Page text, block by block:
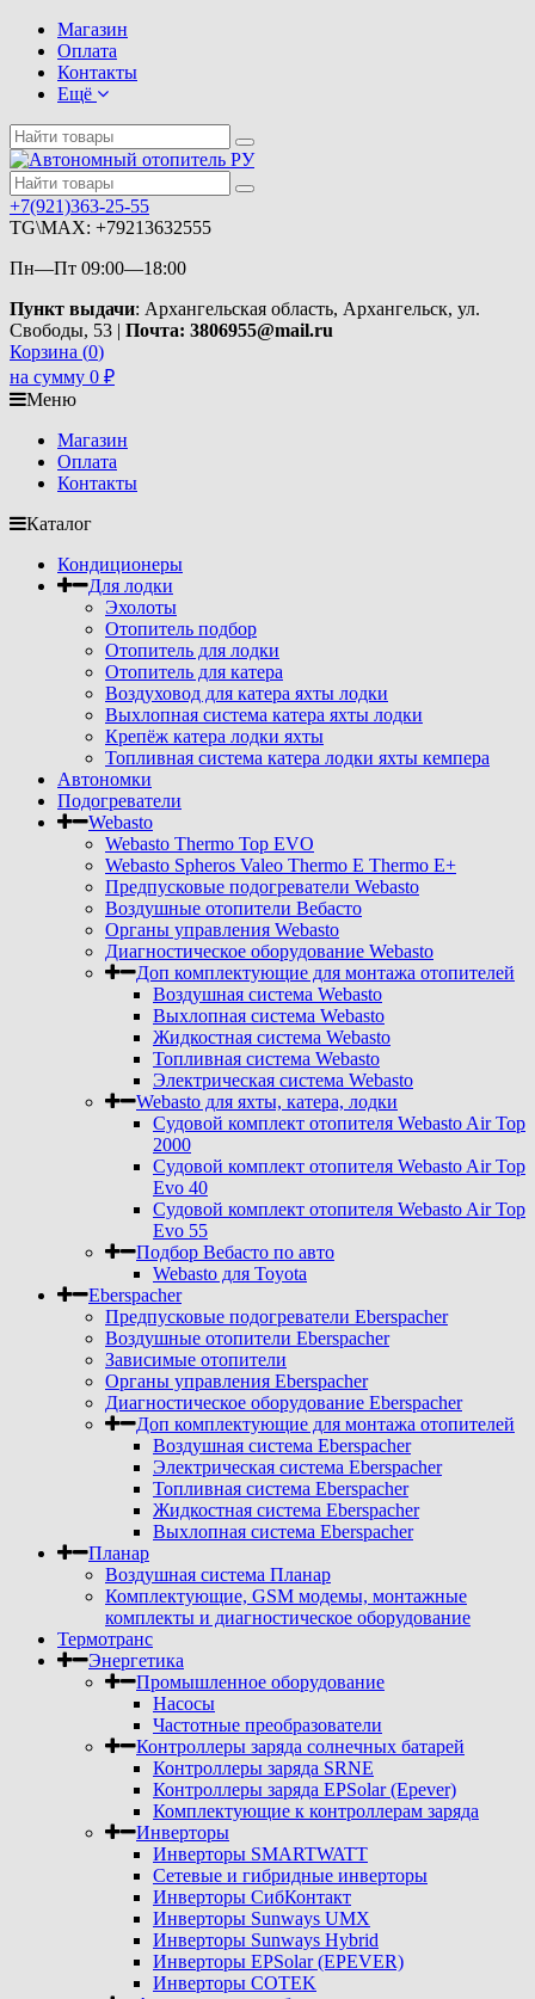
Магазин
Оплата
Контакты
Ещё
+7(921)363-25-55
TG\MAX: +79213632555
Пн—Пт 09:00—18:00
Пункт выдачи: Архангельская область, Архангельск, ул.
Свободы, 53 | Почта: 3806955@mail.ru
Корзина (0)
на сумму 0 ₽
Меню
Магазин
Оплата
Контакты
Каталог
Кондиционеры
Для лодки
Эхолоты
Отопитель подбор
Отопитель для лодки
Отопитель для катера
Воздуховод для катера яхты лодки
Выхлопная система катера яхты лодки
Крепёж катера лодки яхты
Топливная система катера лодки яхты кемпера
Автономки
Подогреватели
Webasto
Webasto Thermo Top EVO
Webasto Spheros Valeo Thermo E Thermo E+
Предпусковые подогреватели Webasto
Воздушные отопители Вебасто
Органы управления Webasto
Диагностическое оборудование Webasto
Доп комплектующие для монтажа отопителей
Воздушная система Webasto
Выхлопная система Webasto
Жидкостная система Webasto
Топливная система Webasto
Электрическая система Webasto
Webasto для яхты, катера, лодки
Судовой комплект отопителя Webasto Air Top
2000
Судовой комплект отопителя Webasto Air Top
Evo 40
Судовой комплект отопителя Webasto Air Top
Evo 55
Подбор Вебасто по авто
Webasto для Toyota
Eberspacher
Предпусковые подогреватели Eberspacher
Воздушные отопители Eberspacher
Зависимые отопители
Органы управления Eberspacher
Диагностическое оборудование Eberspacher
Доп комплектующие для монтажа отопителей
Воздушная система Eberspacher
Электрическая система Eberspacher
Топливная система Eberspacher
Жидкостная система Eberspacher
Выхлопная система Eberspacher
Планар
Воздушная система Планар
Комплектующие, GSM модемы, монтажные
комплекты и диагностическое оборудование
Термотранс
Энергетика
Промышленное оборудование
Насосы
Частотные преобразователи
Контроллеры заряда солнечных батарей
Контроллеры заряда SRNE
Контроллеры заряда EPSolar (Epever)
Комплектующие к контроллерам заряда
Инверторы
Инверторы SMARTWATT
Сетевые и гибридные инверторы
Инверторы СибКонтакт
Инверторы Sunways UMX
Инверторы Sunways Hybrid
Инверторы EPSolar (EPEVER)
Инверторы COTEK